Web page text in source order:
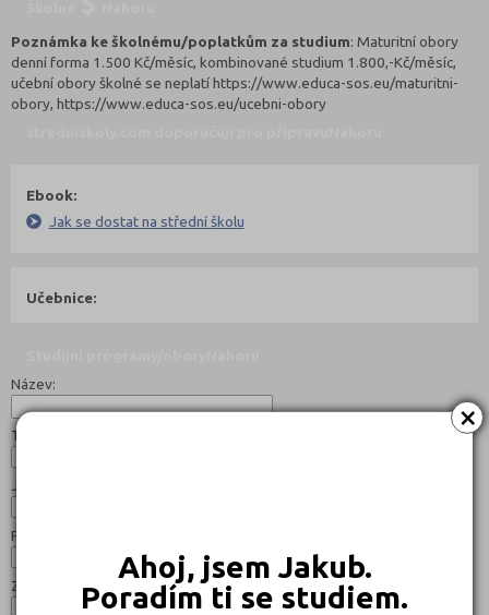
×
Ahoj, jsem Jakub.
Poradím ti se studiem.
Poznámka ke školnému/poplatkům za studium: Maturitní obory
denní forma 1.500 Kč/měsíc, kombinované studium 1.800,-Kč/měsíc,
učební obory školné se neplatí https://www.educa-sos.eu/maturitni-
obory, https://www.educa-sos.eu/ucebni-obory
Ebook:
Jak se dostat na střední školu
Učebnice:
Název:
Typ:
Jazyk:
Forma:
Zaměření: